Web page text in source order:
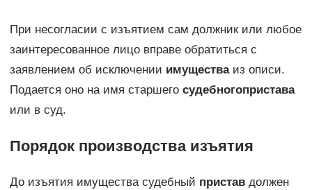
При несогласии с изъятием сам должник или любое
заинтересованное лицо вправе обратиться с
заявлением об исключении имуществаиз описи.
Подается оно на имя старшего судебногопристава
или в суд.
Порядок производства изъятия
До изъятия имущества судебный приставдолжен